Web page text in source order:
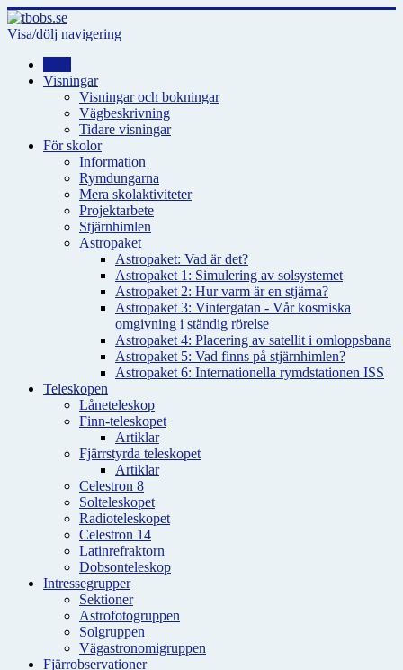
Visa/dölj navigering
Visningar
Visningar och bokningar
Vägbeskrivning
Tidare visningar
För skolor
Information
Rymdungarna
Mera skolaktiviteter
Projektarbete
Stjärnhimlen
Astropaket
Astropaket: Vad är det?
Astropaket 1: Simulering av solsystemet
Astropaket 2: Hur varm är en stjärna?
Astropaket 3: Vintergatan - Vår kosmiska
omgivning i ständig rörelse
Astropaket 4: Placering av satellit i omloppsbana
Astropaket 5: Vad finns på stjärnhimlen?
Astropaket 6: Internationella rymdstationen ISS
Teleskopen
Låneteleskop
Finn-teleskopet
Artiklar
Fjärrstyrda teleskopet
Artiklar
Celestron 8
Solteleskopet
Radioteleskopet
Celestron 14
Latinrefraktorn
Dobsonteleskop
Intressegrupper
Sektioner
Astrofotogruppen
Solgruppen
Vägastronomigruppen
Fjärrobservationer